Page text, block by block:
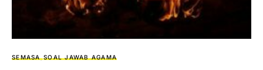
SEMASA SOAL JAWAB AGAMA